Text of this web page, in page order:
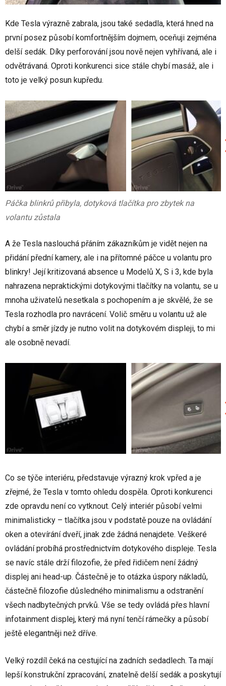
Kde Tesla výrazně zabrala, jsou také sedadla, která hned na
první posez působí komfortnějším dojmem, oceňuji zejména
delší sedák. Díky perforování jsou nově nejen vyhřívaná, ale i
odvětrávaná. Oproti konkurenci sice stále chybí masáž, ale i
toto je velký posun kupředu.
Páčka blinkrů přibyla, dotyková tlačítka pro zbytek na
volantu zůstala
A že Tesla naslouchá přáním zákazníkům je vidět nejen na
přidání přední kamery, ale i na přítomné páčce u volantu pro
blinkry! Její kritizovaná absence u Modelů X, S i 3, kde byla
nahrazena nepraktickými dotykovými tlačítky na volantu, se u
mnoha uživatelů nesetkala s pochopením a je skvělé, že se
Tesla rozhodla pro navrácení. Volič směru u volantu už ale
chybí a směr jízdy je nutno volit na dotykovém displeji, to mi
ale osobně nevadí.
Co se týče interiéru, představuje výrazný krok vpřed a je
zřejmé, že Tesla v tomto ohledu dospěla. Oproti konkurenci
zde opravdu není co vytknout. Celý interiér působí velmi
minimalisticky – tlačítka jsou v podstatě pouze na ovládání
oken a otevírání dveří, jinak zde žádná nenajdete. Veškeré
ovládání probíhá prostřednictvím dotykového displeje. Tesla
se navíc stále drží filozofie, že před řidičem není žádný
displej ani head-up. Částečně je to otázka úspory nákladů,
částečně filozofie důsledného minimalismu a odstranění
všech nadbytečných prvků. Vše se tedy ovládá přes hlavní
infotainment displej, který má nyní tenčí rámečky a působí
ještě elegantněji než dříve.
Velký rozdíl čeká na cestující na zadních sedadlech. Ta mají
lepší konstrukční zpracování, znatelně delší sedák a poskytují